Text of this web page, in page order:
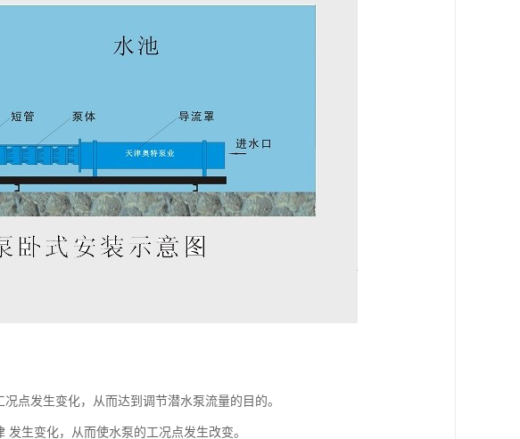
点发生变化，从而达到调节潜水泵流量的目的。
生变化，从而使水泵的工况点发生改变。